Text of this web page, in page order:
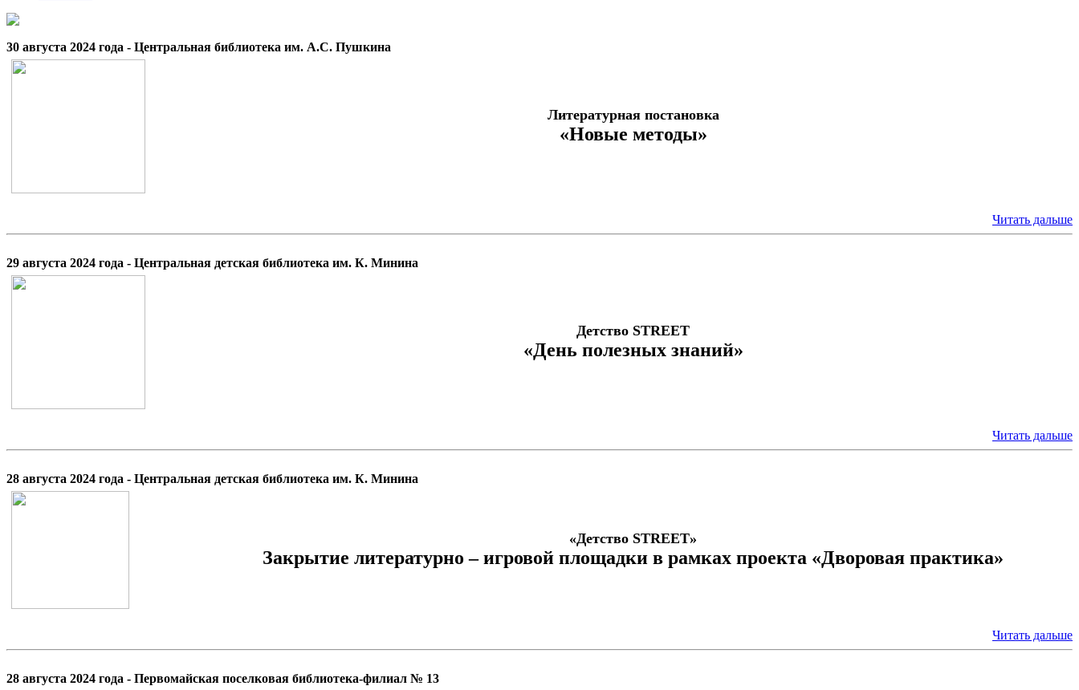
30 августа 2024 года - Центральная библиотека им. А.С. Пушкина
Литературная постановка
«Новые методы»
Читать дальше
29 августа 2024 года - Центральная детская библиотека им. К. Минина
Детство STREET
«День полезных знаний»
Читать дальше
28 августа 2024 года - Центральная детская библиотека им. К. Минина
«Детство STREET»
Закрытие литературно – игровой площадки в рамках проекта «Дворовая практика»
Читать дальше
28 августа 2024 года - Первомайская поселковая библиотека-филиал № 13